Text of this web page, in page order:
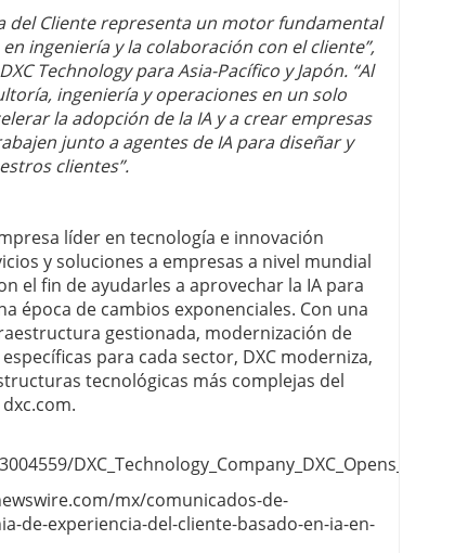
del Cliente representa un motor fundamental
ingeniería y la colaboración con el cliente”,
Technology para Asia-Pacífico y Japón. “Al
ingeniería y operaciones en un solo
la adopción de la IA y a crear empresas
junto a agentes de IA para diseñar y
clientes”.
líder en tecnología e innovación
y soluciones a empresas a nivel mundial
el fin de ayudarles a aprovechar la IA para
época de cambios exponenciales. Con una
gestionada, modernización de
para cada sector, DXC moderniza,
tecnológicas más complejas del
mx/comunicados-de-
de-experiencia-del-cliente-basado-en-ia-en-